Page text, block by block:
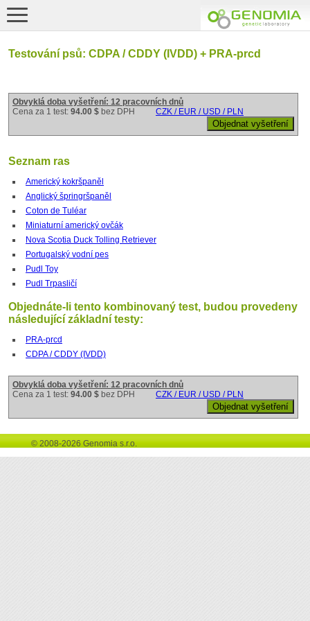
Testování psů: CDPA / CDDY (IVDD) + PRA-prcd
Obvyklá doba vyšetření: 12 pracovních dnů
Cena za 1 test: 94.00 $ bez DPH CZK / EUR / USD / PLN
Seznam ras
Americký kokršpaněl
Anglický špringršpaněl
Coton de Tuléar
Miniaturní americký ovčák
Nova Scotia Duck Tolling Retriever
Portugalský vodní pes
Pudl Toy
Pudl Trpasličí
Objednáte-li tento kombinovaný test, budou provedeny
následující základní testy:
PRA-prcd
CDPA / CDDY (IVDD)
Obvyklá doba vyšetření: 12 pracovních dnů
Cena za 1 test: 94.00 $ bez DPH CZK / EUR / USD / PLN
© 2008-2026 Genomia s.r.o.